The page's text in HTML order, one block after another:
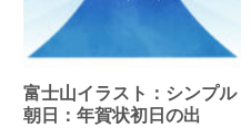
富士山イラスト：シンプル
朝日：年賀状初日の出